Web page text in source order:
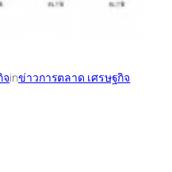
จinข่าวการตลาด เศรษฐกิจ